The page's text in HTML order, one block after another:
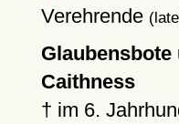
Verehrende
Caithness
† im 6.